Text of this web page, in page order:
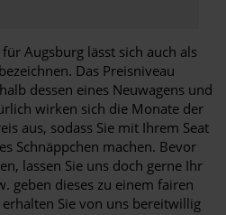
für Augsburg lässt sich auch als
Das Preisniveau
dessen eines Neuwagens und
wirken sich die Monate der
aus, sodass Sie mit Ihrem Seat
Schnäppchen machen. Bevor
lassen Sie uns doch gerne Ihr
geben dieses zu einem fairen
Sie von uns bereitwillig